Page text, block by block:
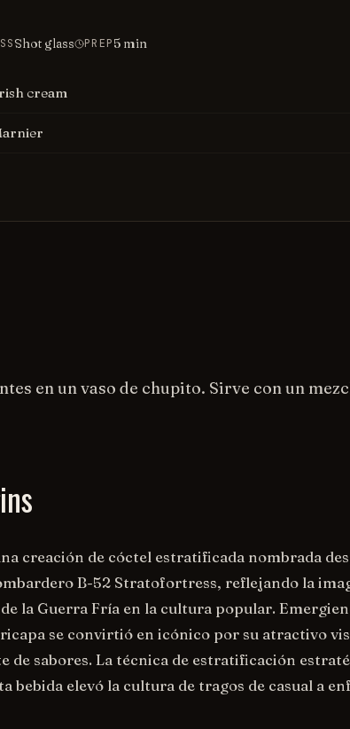
Shot glass PREP5 min
cream
en un vaso de chupito. Sirve con un
creación de cóctel estratificada nombrada
B-52 Stratofortress, reflejando la
la Guerra Fría en la cultura popular.
se convirtió en icónico por su atractivo
de sabores. La técnica de estratificación
bebida elevó la cultura de tragos de casual a